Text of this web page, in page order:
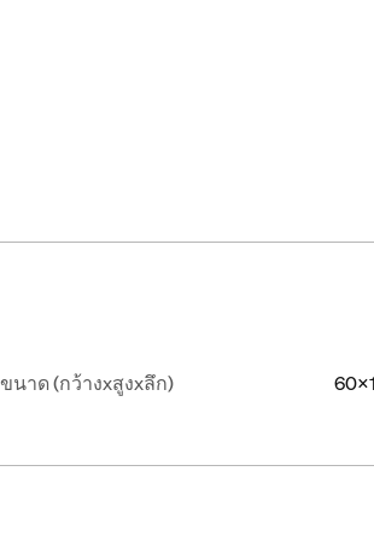
ขนาด (กว้างxสูงxลึก)